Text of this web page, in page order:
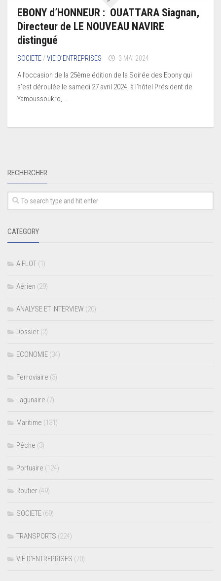
EBONY d’HONNEUR : OUATTARA Siagnan,
Directeur de LE NOUVEAU NAVIRE
distingué
SOCIETE /VIE D’ENTREPRISES 3 MAI 2024
A l’occasion de la 25ème édition de la Soirée des Ebony qui
s’est déroulée le samedi 27 avril 2024, à l’hôtel Président de
Yamoussoukro,...
RECHERCHER
CATEGORY
A FLOT (1)
Aérien (29)
ANALYSE ET INTERVIEW (20)
Dossier (2)
ECONOMIE (34)
Ferroviaire (3)
Lagunaire (7)
Maritime (131)
Pêche (3)
Portuaire (124)
Routier (49)
SOCIETE (69)
TRANSPORTS (224)
VIE D’ENTREPRISES (70)